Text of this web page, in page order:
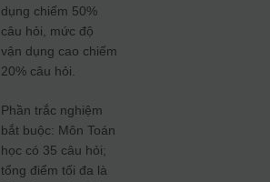
dụng chiếm 50%
câu hỏi, mức độ
vận dụng cao chiếm
20% câu hỏi.
Phần trắc nghiệm
bắt buộc: Môn Toán
học có 35 câu hỏi;
tổng điểm tối đa là